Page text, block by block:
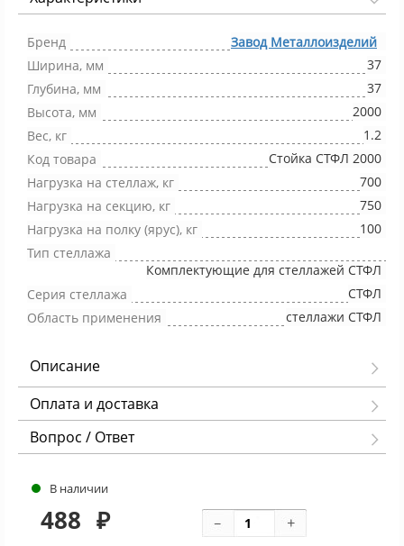
Бренд
Завод Металлоизделий
Ширина, мм
37
Глубина, мм
37
Высота, мм
2000
Вес, кг
1.2
Код товара
Стойка СТФЛ 2000
Нагрузка на стеллаж, кг
700
Нагрузка на секцию, кг
750
Нагрузка на полку (ярус), кг
100
Тип стеллажа
Комплектующие для стеллажей СТФЛ
Серия стеллажа
СТФЛ
Область применения
стеллажи СТФЛ
Описание
Оплата и доставка
Вопрос / Ответ
В наличии
488 ₽